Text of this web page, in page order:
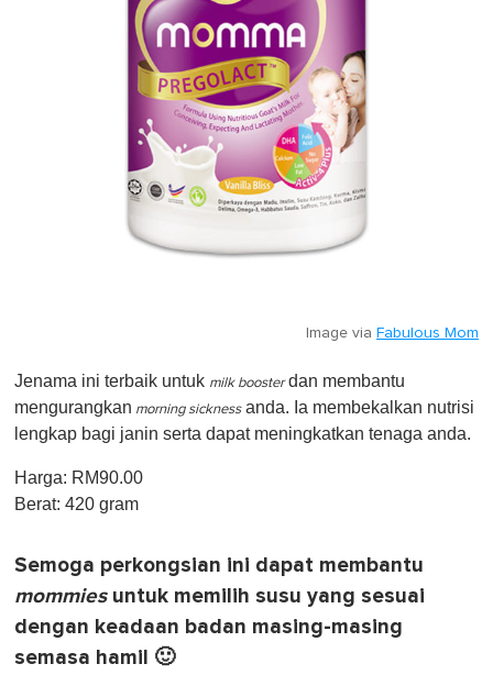
Image via Fabulous Mom
Jenama ini terbaik untuk milk boosterdan membantu
mengurangkan morning sicknessanda. Ia membekalkan nutrisi
lengkap bagi janin serta dapat meningkatkan tenaga anda.
Harga: RM90.00
Berat: 420 gram
Semoga perkongsian ini dapat membantu
mommiesuntuk memilih susu yang sesuai
dengan keadaan badan masing-masing
semasa hamil 🙂